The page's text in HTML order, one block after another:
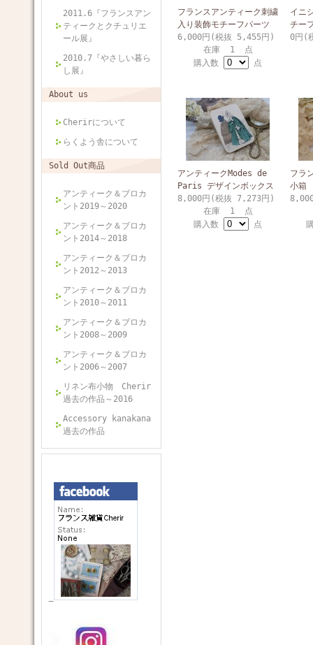
2011.6『フランスアン
ティークとクチュリエ
ール展』
2010.7『やさしい暮ら
し展』
About us
Cherirについて
らくよう舎について
Sold Out商品
アンティーク＆ブロカ
ント2019～2020
アンティーク＆ブロカ
ント2014～2018
アンティーク＆ブロカ
ント2012～2013
アンティーク＆ブロカ
ント2010～2011
アンティーク＆ブロカ
ント2008～2009
アンティーク＆ブロカ
ント2006～2007
リネン布小物 Cherir
過去の作品～2016
Accessory kanakana
過去の作品
フランスアンティーク刺繍
入り装飾モチーフパーツ
6,000円(税抜 5,455円)
在庫 1 点
購入数
点
イニ
チー
0円(
アンティークModes de
Paris デザインボックス
8,000円(税抜 7,273円)
在庫 1 点
購入数
点
フラ
小箱